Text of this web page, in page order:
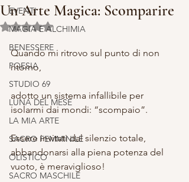
EVENTI
MAGIA E ALCHIMIA
BENESSERE
POESIA
STUDIO 69
LUNA DEL MESE
LA MIA ARTE
SACRO FEMMINILE
OLISTICO
SACRO MASCHILE
Un Arte Magica: Scomparire
Valutazione NaN stelle su 5.
Quando mi ritrovo sul punto di non
ritorno,
adotto un sistema infallibile per
isolarmi dai mondi: “scompaio”.
Essere invitati dal silenzio totale,
abbandonarsi alla piena potenza del
vuoto, è meraviglioso!